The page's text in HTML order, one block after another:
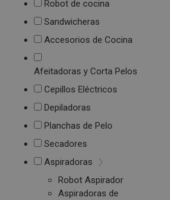
Robot de cocina
Sandwicheras
Accesorios de Cocina
Afeitadoras y Corta Pelos
Cepillos Eléctricos
Depiladoras
Planchas de Pelo
Secadores
Aspiradoras
Robot Aspirador
Aspiradoras de